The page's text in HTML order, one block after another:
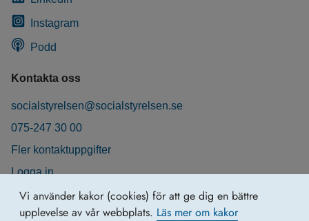
Vi använder kakor (cookies) för att ge dig en bättre
upplevelse av vår webbplats. Läs mer om kakor
Instagram
Podd
Kontakta oss
socialstyrelsen@socialstyrelsen.se
075-247 30 00
Fler kontaktuppgifter
Logga in
Behandling av personuppgifter